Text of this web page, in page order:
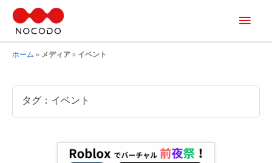
メ
イ
ホーム » メディア » イベント
タグ：イベント